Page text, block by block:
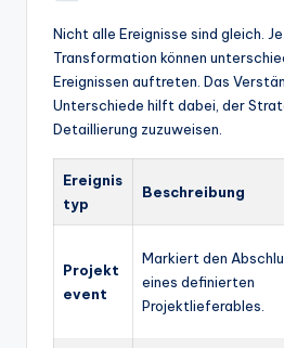
Nicht alle Ereignisse sind gleich.
Transformation können
Ereignissen auftreten. Das
Unterschiede hilft dabei, der
Detaillierung zuzuweisen.
Ereignis
typ
Beschreibung
Projekt
event
Markiert den
eines definierten
Projektlieferables.